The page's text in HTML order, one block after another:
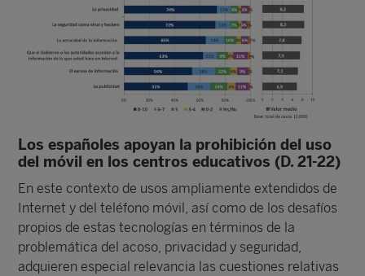
Los españoles apoyan la prohibición del uso
del móvil en los centros educativos (D. 21-22)
En este contexto de usos ampliamente extendidos de
Internet y del teléfono móvil, así como de los desafíos
propios de estas tecnologías en términos de la
problemática del acoso, privacidad y seguridad,
adquieren especial relevancia las cuestiones relativas